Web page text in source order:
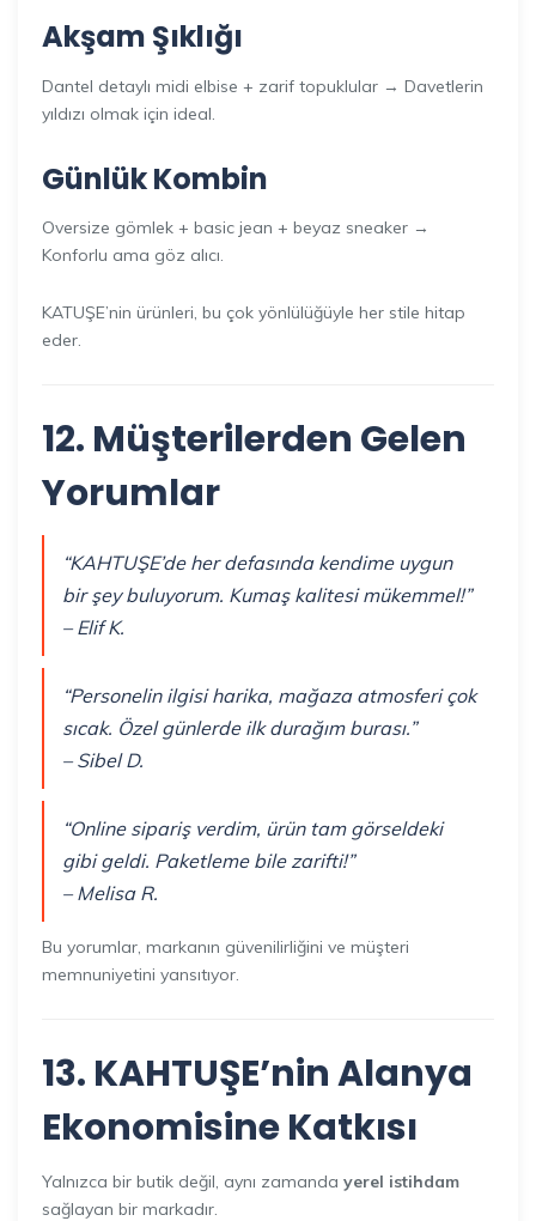
Akşam Şıklığı
Dantel detaylı midi elbise + zarif topuklular → Davetlerin
yıldızı olmak için ideal.
Günlük Kombin
Oversize gömlek + basic jean + beyaz sneaker →
Konforlu ama göz alıcı.
KATUŞE’nin ürünleri, bu çok yönlülüğüyle her stile hitap
eder.
12. Müşterilerden Gelen
Yorumlar
“KAHTUŞE’de her defasında kendime uygun
bir şey buluyorum. Kumaş kalitesi mükemmel!”
– Elif K.
“Personelin ilgisi harika, mağaza atmosferi çok
sıcak. Özel günlerde ilk durağım burası.”
– Sibel D.
“Online sipariş verdim, ürün tam görseldeki
gibi geldi. Paketleme bile zarifti!”
– Melisa R.
Bu yorumlar, markanın güvenilirliğini ve müşteri
memnuniyetini yansıtıyor.
13. KAHTUŞE’nin Alanya
Ekonomisine Katkısı
Yalnızca bir butik değil, aynı zamanda yerel istihdam
sağlayan bir markadır.